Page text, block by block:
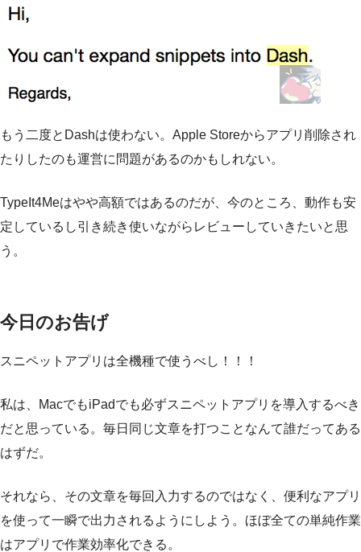
もう二度とDashは使わない。Apple Storeからアプリ削除され
たりしたのも運営に問題があるのかもしれない。
TypeIt4Meはやや高額ではあるのだが、今のところ、動作も安
定しているし引き続き使いながらレビューしていきたいと思
う。
今日のお告げ
スニペットアプリは全機種で使うべし！！！
私は、MacでもiPadでも必ずスニペットアプリを導入するべき
だと思っている。毎日同じ文章を打つことなんて誰だってある
はずだ。
それなら、その文章を毎回入力するのではなく、便利なアプリ
を使って一瞬で出力されるようにしよう。ほぼ全ての単純作業
はアプリで作業効率化できる。